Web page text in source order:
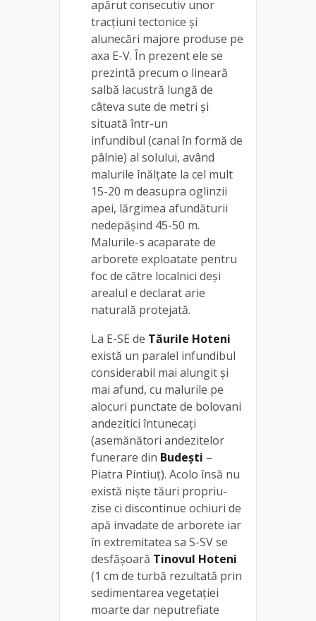
apărut consecutiv unor
tracţiuni tectonice şi
alunecări majore produse pe
axa E-V. În prezent ele se
prezintă precum o lineară
salbă lacustră lungă de
câteva sute de metri şi
situată într-un
infundibul (canal în formă de
pâlnie) al solului, având
malurile înălţate la cel mult
15-20 m deasupra oglinzii
apei, lărgimea afundăturii
nedepăşind 45-50 m.
Malurile-s acaparate de
arborete exploatate pentru
foc de către localnici deși
arealul e declarat arie
naturală protejată.
La E-SE de Tăurile Hoteni
există un paralel infundibul
considerabil mai alungit şi
mai afund, cu malurile pe
alocuri punctate de bolovani
andezitici întunecaţi
(asemănători andezitelor
funerare din Budeşti –
Piatra Pintiuţ). Acolo însă nu
există nişte tăuri propriu-
zise ci discontinue ochiuri de
apă invadate de arborete iar
în extremitatea sa S-SV se
desfăşoară Tinovul Hoteni
(1 cm de turbă rezultată prin
sedimentarea vegetaţiei
moarte dar neputrefiate